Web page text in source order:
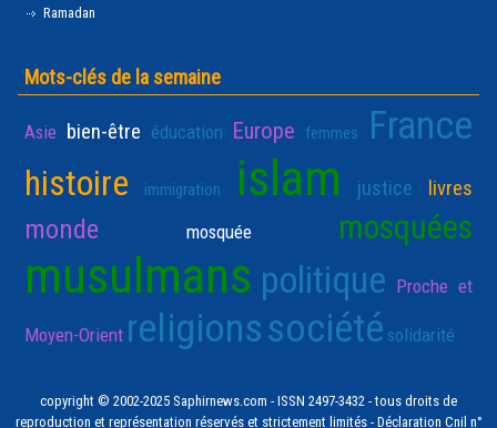
Ramadan
Mots-clés de la semaine
Asie bien-être éducation Europe femmes France
histoire immigration islam justice livres
monde mosquée mosquées
musulmans politique Proche et
Moyen-Orient religionssociété solidarité
copyright © 2002-2025 Saphirnews.com - ISSN 2497-3432 - tous droits de
reproduction et représentation réservés et strictement limités - Déclaration Cnil n°